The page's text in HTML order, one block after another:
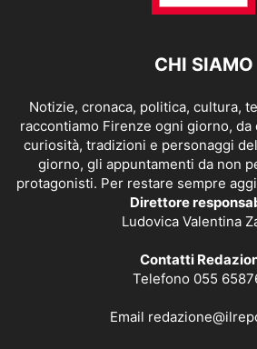
CHI SIAMO
Notizie, cronaca, politica, cultura,
raccontiamo Firenze ogni giorno,
curiosità, tradizioni e personaggi
giorno, gli appuntamenti da non
protagonisti. Per restare sempre
Direttore
Ludovica Valentina
Contatti
Telefono 055
Email